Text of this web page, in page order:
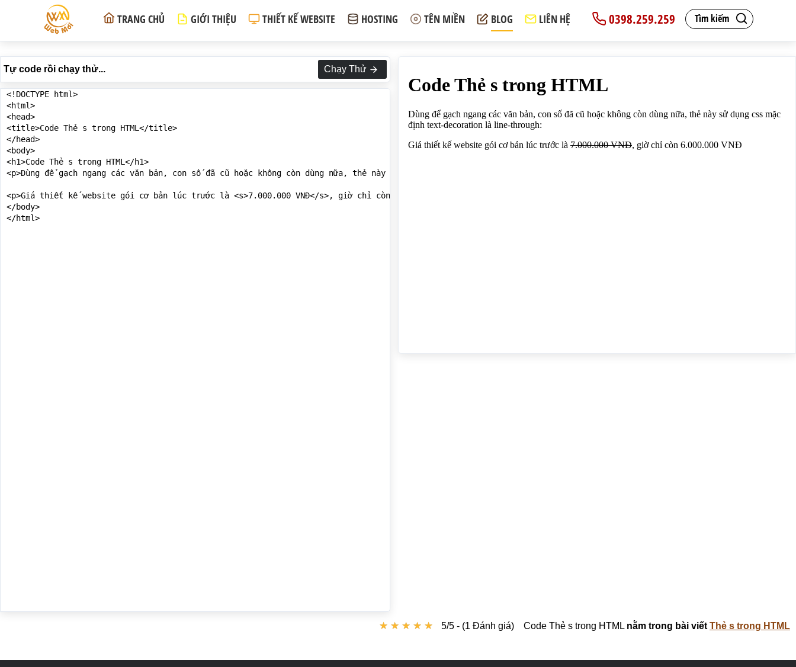
Tìm kiếm
0398.259.259
TRANG CHỦ GIỚI THIỆU THIẾT KẾ WEBSITE HOSTING TÊN MIỀN BLOG LIÊN HỆ
Tự code rồi chạy thử... Chạy Thử
<!DOCTYPE html>
<html>
<head>
<title>Code Thẻ s trong HTML</title>
</head>
<body>
<h1>Code Thẻ s trong HTML</h1>
<p>Dùng để gạch ngang các văn bản, con số đã cũ hoặc không còn dùng nữa, thẻ này sử dụng css mặc định text-decoration là line-through:</p>
<p>Giá thiết kế website gói cơ bản lúc trước là <s>7.000.000 VNĐ</s>, giờ chỉ còn 6.000.000 VNĐ</p>
</body>
</html>
Code Thẻ s trong HTML nằm trong bài viết Thẻ s trong HTML
★ ★ ★ ★ ★
★ ★ ★ ★ ★ 5/5 - (1 Đánh giá)